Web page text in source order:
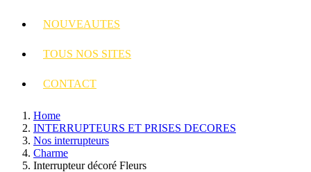
NOUVEAUTES
TOUS NOS SITES
CONTACT
Home
INTERRUPTEURS ET PRISES DECORES
Nos interrupteurs
Charme
Interrupteur décoré Fleurs